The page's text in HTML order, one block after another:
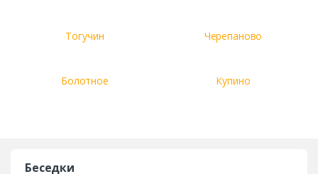
Тогучин Черепаново
Болотное Купино
Беседки